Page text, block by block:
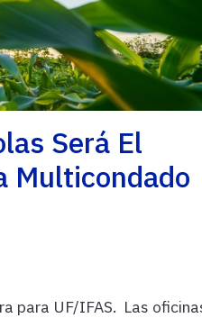
Será El
Multicondado
para UF/IFAS. Las